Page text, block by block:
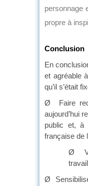
personnage
propre à
Conclusion
En
et agréable
qu’il s’était
Ø Faire
aujourd’hui
public et, à
française de
Ø
Ø